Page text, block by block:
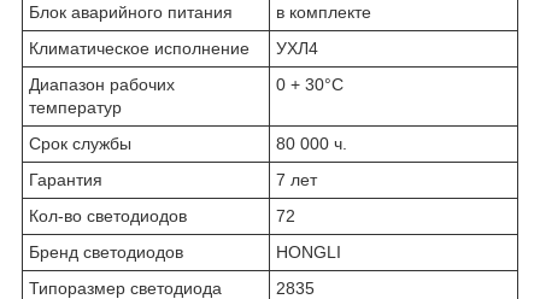
Блок аварийного питания
в комплекте
Климатическое исполнение
УХЛ4
Диапазон рабочих
температур
0 + 30°C
Срок службы
80 000 ч.
Гарантия
7 лет
Кол-во светодиодов
72
Бренд светодиодов
HONGLI
Типоразмер светодиода
2835